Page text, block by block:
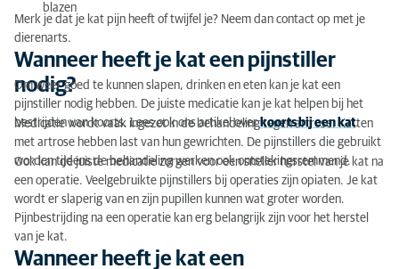
blazen
Merk je dat je kat pijn heeft of twijfel je? Neem dan contact op met je
dierenarts.
Wanneer heeft je kat een pijnstiller
nodig?
Om weer goed te kunnen slapen, drinken en eten kan je kat een
pijnstiller nodig hebben. De juiste medicatie kan je kat helpen bij het
bestrijden van koorts. Lees ook ons artikel over koorts bij een kat.
Medicatie wordt vaak ingezet in de behandeling tegen artrose. Katten
met artrose hebben last van hun gewrichten. De pijnstillers die gebruikt
worden tijdens de behandeling werken ook ontstekingsremmend.
Ook kan de juiste medicatie zorgen voor een sneller herstel van je kat na
een operatie. Veelgebruikte pijnstillers bij operaties zijn opiaten. Je kat
wordt er slaperig van en zijn pupillen kunnen wat groter worden.
Pijnbestrijding na een operatie kan erg belangrijk zijn voor het herstel
van je kat.
Wanneer heeft je kat een